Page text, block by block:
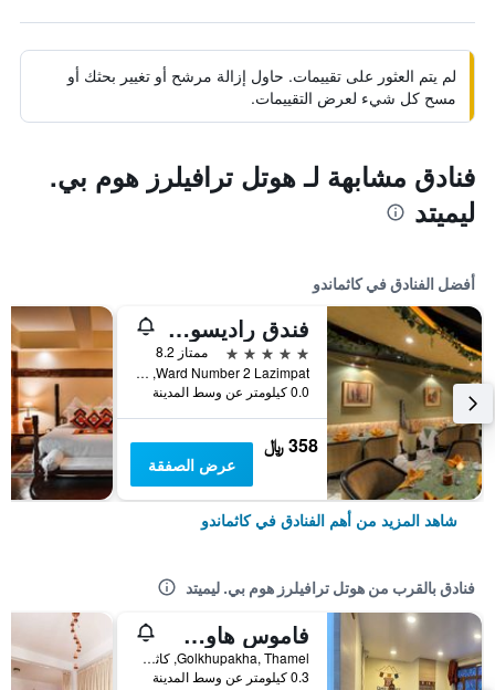
لم يتم العثور على تقييمات. حاول إزالة مرشح أو تغيير بحثك أو
مسح كل شيء لعرض التقييمات.
فنادق مشابهة لـ هوتل ترافيلرز هوم بي.
ليميتد
أفضل الفنادق في كاثماندو
فندق راديسون كاتماندو
5 نجوم
ممتاز 8.2
Ward Number 2 Lazimpat, كاثماندو, نيبال
0.0 كيلومتر عن وسط المدينة
358 ﷼
عرض الصفقة
شاهد المزيد من أهم الفنادق في كاثماندو
فنادق بالقرب من هوتل ترافيلرز هوم بي. ليميتد
فاموس هاوس كاثماندو - هوستل
Golkhupakha, Thamel, كاثماندو, نيبال
0.3 كيلومتر عن وسط المدينة